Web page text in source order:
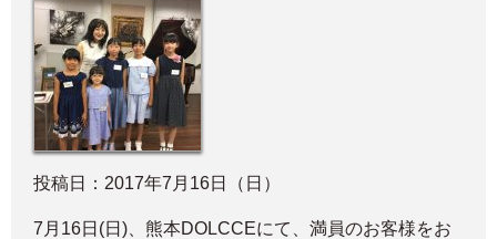
投稿日：2017年7月16日（日）
7月16日(日)、熊本DOLCCEにて、満員のお客様をお